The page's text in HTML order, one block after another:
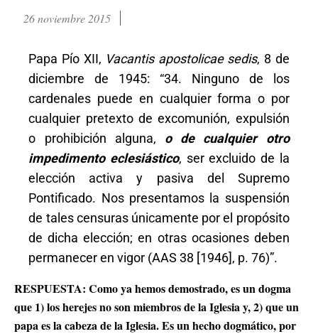
26 noviembre 2015
Papa Pío XII, Vacantis apostolicae sedis, 8 de
diciembre de 1945: “34. Ninguno de los
cardenales puede en cualquier forma o por
cualquier pretexto de excomunión, expulsión
o prohibición alguna, o de cualquier otro
impedimento eclesiástico, ser excluido de la
elección activa y pasiva del Supremo
Pontificado. Nos presentamos la suspensión
de tales censuras únicamente por el propósito
de dicha elección; en otras ocasiones deben
permanecer en vigor (AAS 38 [1946], p. 76)”.
RESPUESTA: Como ya hemos demostrado, es un dogma
que 1) los herejes no son miembros de la Iglesia y, 2) que un
papa es la cabeza de la Iglesia. Es un hecho dogmático, por